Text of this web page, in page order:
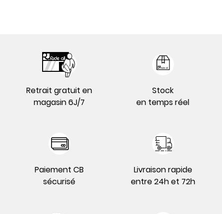
Retrait gratuit en
magasin 6J/7
Stock
en temps réel
Paiement CB
sécurisé
Livraison rapide
entre 24h et 72h